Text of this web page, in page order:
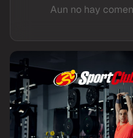
Aun no hay